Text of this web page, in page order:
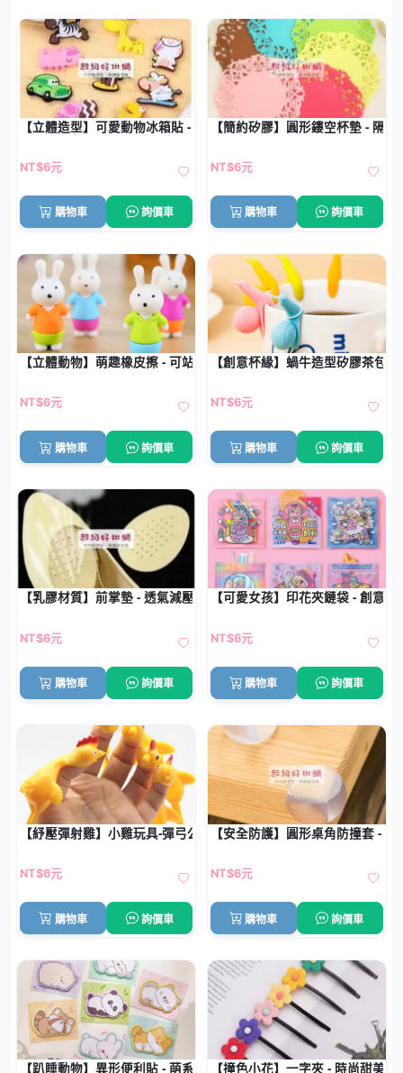
【立體造型】可愛動物冰箱貼 - 磁鐵裝飾貼磁貼
NT$6元
購物車 詢價車
【簡約矽膠】圓形鏤空杯墊 - 隔
NT$6元
購物車 詢價車
【立體動物】萌趣橡皮擦 - 可站立小兔子擦子
NT$6元
購物車 詢價車
【創意杯緣】蝸牛造型矽膠茶包
NT$6元
購物車 詢價車
【乳膠材質】前掌墊 - 透氣減壓鞋墊
NT$6元
購物車 詢價車
【可愛女孩】印花夾鏈袋 - 創意
NT$6元
購物車 詢價車
【紓壓彈射雞】小雞玩具-彈弓公雞搞笑減壓器
NT$6元
購物車 詢價車
【安全防護】圓形桌角防撞套 -
NT$6元
購物車 詢價車
【趴睡動物】異形便利貼 - 萌系N次貼留言備忘錄【撞色小花】一字夾 - 時尚甜美瀏